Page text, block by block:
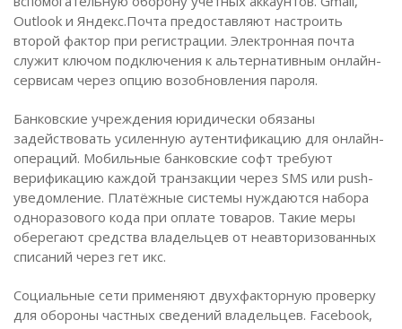
Outlook и Яндекс.Почта предоставляют настроить
второй фактор при регистрации. Электронная почта
служит ключом подключения к альтернативным онлайн-
сервисам через опцию возобновления пароля.
Банковские учреждения юридически обязаны
задействовать усиленную аутентификацию для онлайн-
операций. Мобильные банковские софт требуют
верификацию каждой транзакции через SMS или push-
уведомление. Платёжные системы нуждаются набора
одноразового кода при оплате товаров. Такие меры
оберегают средства владельцев от неавторизованных
списаний через гет икс.
Социальные сети применяют двухфакторную проверку
для обороны частных сведений владельцев. Facebook,